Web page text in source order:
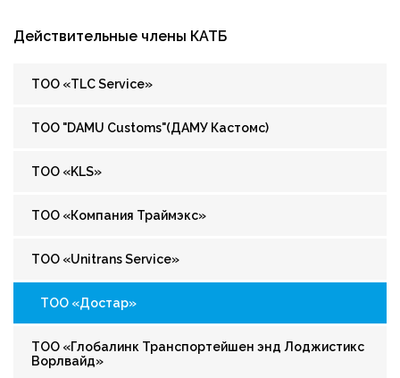
Действительные члены КАТБ
ТОО «TLC Service»
ТОО "DAMU Customs"(ДАМУ Кастомс)
ТОО «KLS»
ТОО «Компания Траймэкс»
ТОО «Unitrans Service»
ТОО «Достар»
ТОО «Глобалинк Транспортейшен энд Лоджистикс
Ворлвайд»